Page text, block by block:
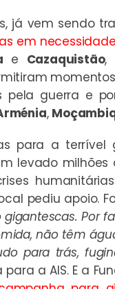
já vem sendo
em
e Cazaquistão,
guerra e
,
para a terrível
levado milhões
pediu apoio.
gigantescas. Por
não têm
para trás,
a AIS. E a